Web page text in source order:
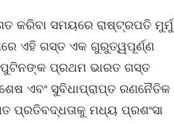
କରିବା ସମୟରେ ରାଷ୍ଟ୍ରପତି ମୁର୍ମୁ
ଏହି ଗସ୍ତ ଏକ ଗୁରୁତ୍ୱପୂର୍ଣ୍ଣ
ପ୍ରଥମ ଭାରତ ଗସ୍ତ
ଏବଂ ସୁବିଧାପ୍ରାପ୍ତ ରଣନୈତିକ
ପ୍ରତିବଦ୍ଧତାକୁ ମଧ୍ୟ ପ୍ରଶଂସା